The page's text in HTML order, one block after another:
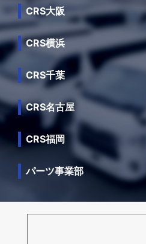
CRS大阪
CRS横浜
CRS千葉
CRS名古屋
CRS福岡
パーツ事業部